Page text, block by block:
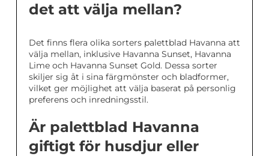
det att välja mellan?
Det finns flera olika sorters palettblad Havanna att
välja mellan, inklusive Havanna Sunset, Havanna
Lime och Havanna Sunset Gold. Dessa sorter
skiljer sig åt i sina färgmönster och bladformer,
vilket ger möjlighet att välja baserat på personlig
preferens och inredningsstil.
Är palettblad Havanna
giftigt för husdjur eller